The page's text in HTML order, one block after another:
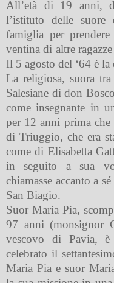
All’età di 19 anni,
l’istituto delle
famiglia per
ventina di altre
Il 5 agosto del ‘64 è la
La religiosa, suora
Salesiane di don
come insegnante in
per 12 anni prima
di Triuggio, che era
come di Elisabetta
in seguito a sua
chiamasse accanto a
San Biagio.
Suor Maria Pia,
97 anni (monsignor
vescovo di Pavia,
celebrato il
Maria Pia e suor